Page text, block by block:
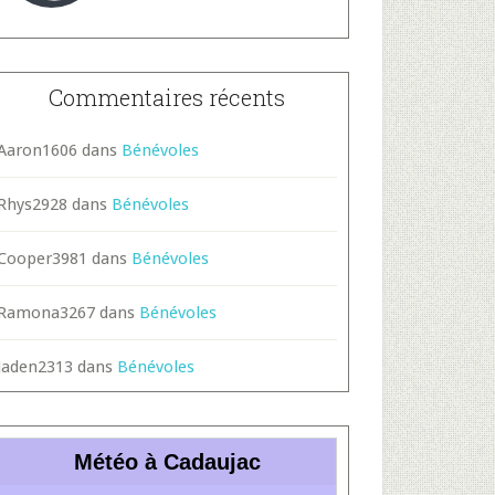
Commentaires récents
dans Bénévoles
dans Bénévoles
dans Bénévoles
dans Bénévoles
dans Bénévoles
Météo à Cadaujac